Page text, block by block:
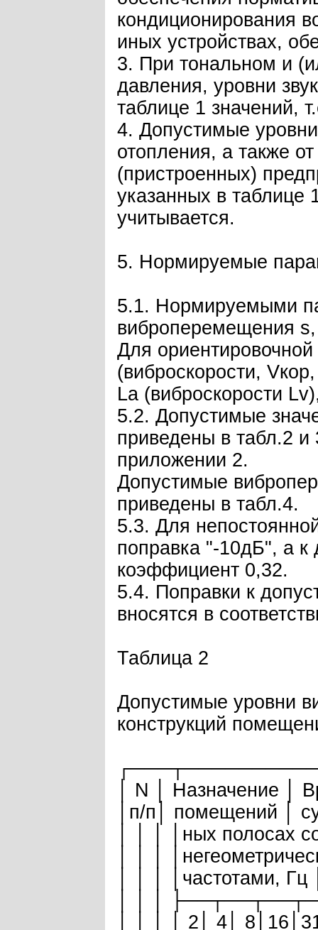
кондиционирования
иных устройствах,
3. При тональном и
давления, уровни
таблице 1 значений,
4. Допустимые
отопления, а также
(пристроенных)
указанных в таблице
учитывается.
5. Нормируемые
5.1. Нормируемыми
виброперемещения s,
Для
(виброскорости,
La (виброскорости
5.2. Допустимые
приведены в табл.2 и
приложении 2.
Допустимые
приведены в табл.4.
5.3. Для
поправка "-10дБ", а
коэффициент 0,32.
5.4. Поправки к
вносятся в
Таблица 2
Допустимые уровни
конструкций
│ N │ Назначение │
│п/п│ помещений │
│ │ │ │ных полосах
│ │ │
│ │ │ │частотами, Гц
│ │ │
│ │ │ │ 2│ 4│